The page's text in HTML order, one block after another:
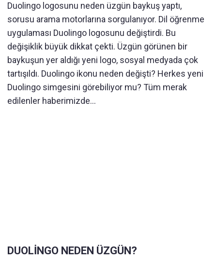
Duolingo logosunu neden üzgün ​​baykuş yaptı,
sorusu arama motorlarına sorgulanıyor. Dil öğrenme
uygulaması Duolingo logosunu değiştirdi. Bu
değişiklik büyük dikkat çekti. Üzgün ​​görünen bir
baykuşun yer aldığı yeni logo, sosyal medyada çok
tartışıldı. Duolingo ikonu neden değişti? Herkes yeni
Duolingo simgesini görebiliyor mu? Tüm merak
edilenler haberimizde...
DUOLİNGO NEDEN ÜZGÜN?